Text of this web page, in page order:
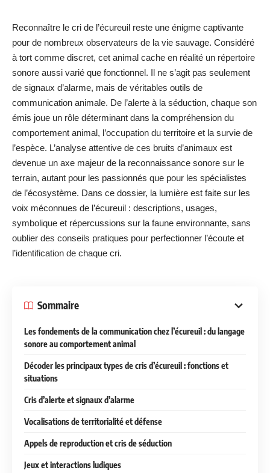
Reconnaître le cri de l’écureuil reste une énigme captivante
pour de nombreux observateurs de la vie sauvage. Considéré
à tort comme discret, cet animal cache en réalité un répertoire
sonore aussi varié que fonctionnel. Il ne s’agit pas seulement
de signaux d’alarme, mais de véritables outils de
communication animale. De l’alerte à la séduction, chaque son
émis joue un rôle déterminant dans la compréhension du
comportement animal, l’occupation du territoire et la survie de
l’espèce. L’analyse attentive de ces bruits d’animaux est
devenue un axe majeur de la reconnaissance sonore sur le
terrain, autant pour les passionnés que pour les spécialistes
de l’écosystème. Dans ce dossier, la lumière est faite sur les
voix méconnues de l’écureuil : descriptions, usages,
symbolique et répercussions sur la faune environnante, sans
oublier des conseils pratiques pour perfectionner l’écoute et
l’identification de chaque cri.
Sommaire
Les fondements de la communication chez l’écureuil : du langage
sonore au comportement animal
Décoder les principaux types de cris d’écureuil : fonctions et
situations
Cris d’alerte et signaux d’alarme
Vocalisations de territorialité et défense
Appels de reproduction et cris de séduction
Jeux et interactions ludiques